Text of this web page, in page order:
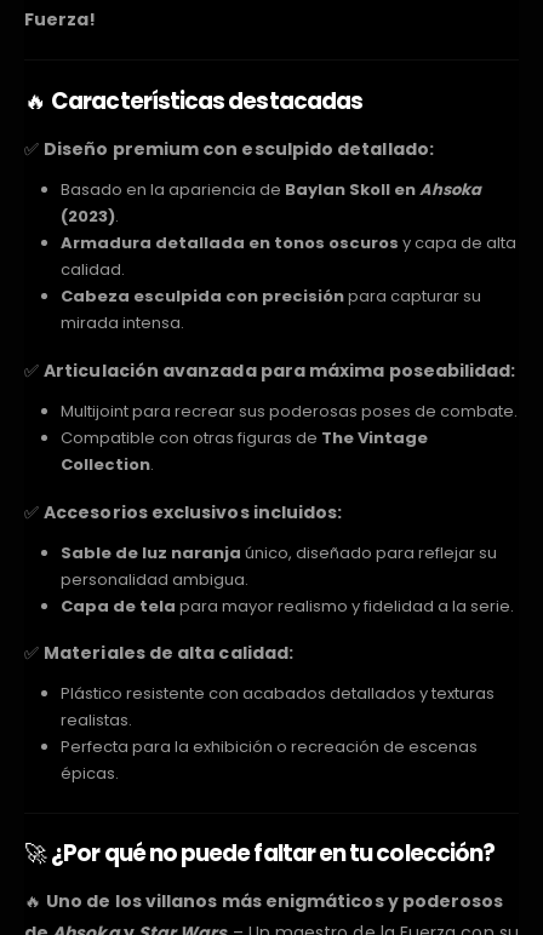
Fuerza!
🔥 Características destacadas
✅ Diseño premium con esculpido detallado:
Basado en la apariencia de Baylan Skoll enAhsoka
(2023).
Armadura detallada en tonos oscuros y capa de alta
calidad.
Cabeza esculpida con precisiónpara capturar su
mirada intensa.
✅Articulación avanzada para máxima poseabilidad:
Multijoint para recrear sus poderosas poses de combate.
Compatible con otras figuras de The Vintage
Collection.
✅Accesorios exclusivos incluidos:
Sable de luz naranja único, diseñado para reflejar su
personalidad ambigua.
Capa de tela para mayor realismo y fidelidad a la serie.
✅ Materiales de alta calidad:
Plástico resistente con acabados detallados y texturas
realistas.
Perfecta para la exhibición o recreación de escenas
épicas.
🚀¿Por qué no puede faltar en tu colección?
🔥 Uno de los villanos más enigmáticos y poderosos